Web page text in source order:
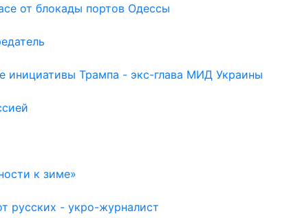
от блокады портов Одессы
инициативы Трампа - экс-глава МИД Украины
к зиме»
русских - укро-журналист